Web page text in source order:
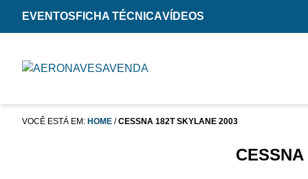
EVENTOS FICHA TÉCNICAVÍDEOS
VOCÊ ESTÁ EM: HOME /CESSNA 182T SKYLANE 2003